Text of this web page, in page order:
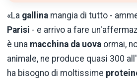
«La gallina mangia di tutto -
Parisi - e arrivo a fare
è una macchina da uova ormai,
animale, ne produce quasi 300
ha bisogno di moltissime